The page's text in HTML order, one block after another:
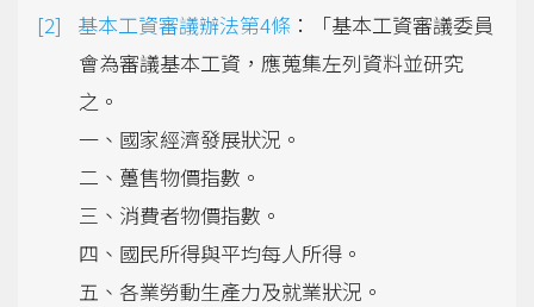
基本工資審議辦法第4條 ：「基本工資審議委員
會為審議基本工資，應蒐集左列資料並研究
之。
一、國家經濟發展狀況。
二、躉售物價指數。
三、消費者物價指數。
四、國民所得與平均每人所得。
五、各業勞動生產力及就業狀況。